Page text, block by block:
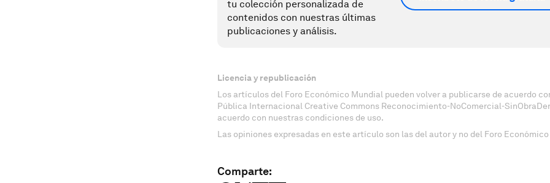
tu colección personalizada de
contenidos con nuestras últimas
publicaciones y análisis.
Licencia y republicación
Los artículos del Foro Económico Mundial pueden volver a publicarse de acuerdo
Pública Internacional Creative Commons Reconocimiento-NoComercial-
acuerdo con nuestras condiciones de uso.
Las opiniones expresadas en este artículo son las del autor y no del Foro
Comparte: